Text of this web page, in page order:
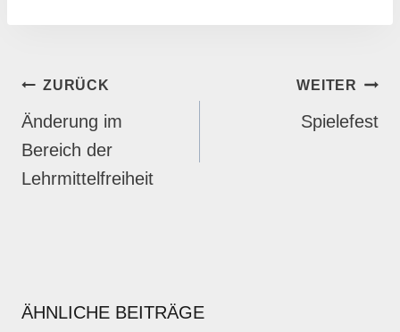
BEITRAGSNAVIGATION
ZURÜCK
Änderung im
Bereich der
Lehrmittelfreiheit
WEITER
Spielefest
ÄHNLICHE BEITRÄGE